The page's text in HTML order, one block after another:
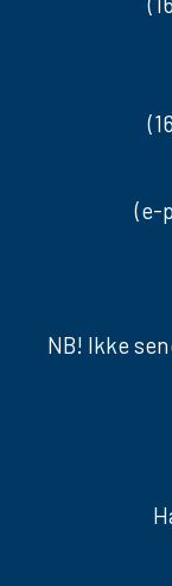
(e-
NB! Ikke